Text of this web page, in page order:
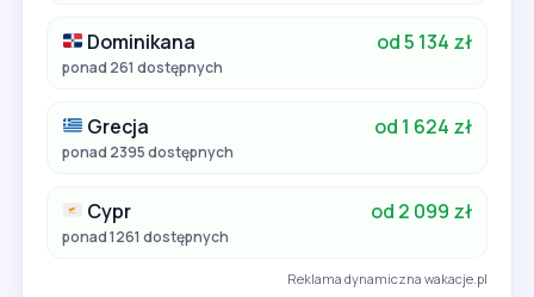
Dominikana od 5 134 zł
ponad 261 dostępnych
Grecja od 1 624 zł
ponad 2395 dostępnych
Cypr od 2 099 zł
ponad 1261 dostępnych
Reklama dynamiczna wakacje.pl